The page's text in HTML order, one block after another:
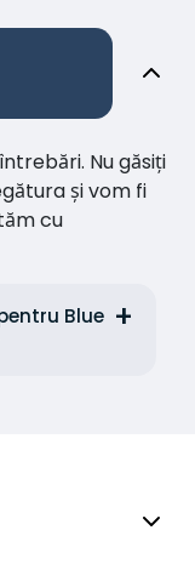
Nu găsiți
și vom fi
cu
Blue